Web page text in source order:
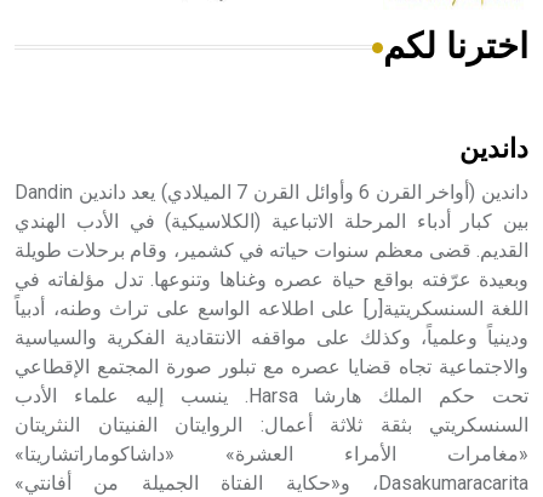
هل تعلم أن الأبسيد كلمة فرنسية اللفظ تم اعتمادها مصطلحاً
- هل تعلم أن أبجر Abgar اسم معروف جيداً يعود إلى عدد من
الملوك الذين حكموا مدينة إديسا (الرها) من أبجر الأول وحتى
التاسع، وهم ينتسبون إلى أسرة أوسروين
- هل تعلم أن الأبجدية الكنعانية تتألف من /22/ علامة كتابية
sign تكتب منفصلة غير متصلة، وتعتمد المبدأ الأكوروفوني،
حيث تقتصر القيمة الصوتية للعلامة الك
اخترنا لكم
داندين
داندين (أواخر القرن 6 وأوائل القرن 7 الميلادي) يعد داندين Dandin
بين كبار أدباء المرحلة الاتباعية (الكلاسيكية) في الأدب الهندي
القديم. قضى معظم سنوات حياته في كشمير، وقام برحلات طويلة
وبعيدة عرّفته بواقع حياة عصره وغناها وتنوعها. تدل مؤلفاته في
اللغة السنسكريتية[ر] على اطلاعه الواسع على تراث وطنه، أدبياً
ودينياً وعلمياً، وكذلك على مواقفه الانتقادية الفكرية والسياسية
والاجتماعية تجاه قضايا عصره مع تبلور صورة المجتمع الإقطاعي
تحت حكم الملك هارشا Harsa. ينسب إليه علماء الأدب
السنسكريتي بثقة ثلاثة أعمال: الروايتان الفنيتان النثريتان
«مغامرات الأمراء العشرة» «داشاكوماراتشاريتا»
Dasakumaracarita، و«حكاية الفتاة الجميلة من أفانتي»